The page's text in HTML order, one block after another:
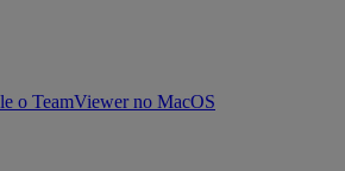
o TeamViewer no MacOS